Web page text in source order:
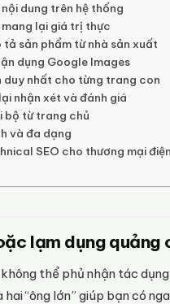
dung trên hệ thống
lại giá trị thực
sản phẩm từ nhà sản xuất
dụng Google Images
duy nhất cho từng trang con
nhận xét và đánh giá
bộ từ trang chủ
và đa dạng
SEO cho thương mại
lạm dụng quảng
thể phủ nhận tác
“ông lớn” giúp bạn có